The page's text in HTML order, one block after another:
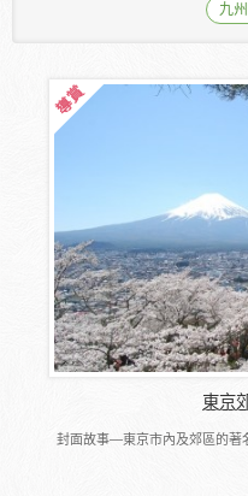
九
東京
封面故事―東京市內及郊區的著